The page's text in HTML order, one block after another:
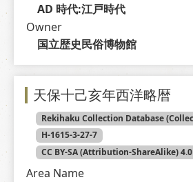
AD 時代:江戸時代
Owner
国立歴史民俗博物館
天保十己亥年西洋略暦
H-1615-3-27-7
CC BY-SA (Attribution-ShareAlike) 4.0
Area Name